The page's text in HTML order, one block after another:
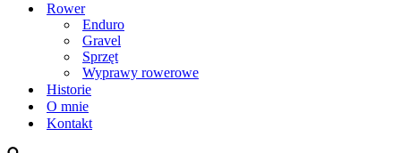
Rower
Enduro
Gravel
Sprzęt
Wyprawy rowerowe
Historie
O mnie
Kontakt